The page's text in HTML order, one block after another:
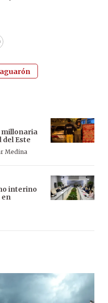
millonaria
del Este
Medina
interino
en